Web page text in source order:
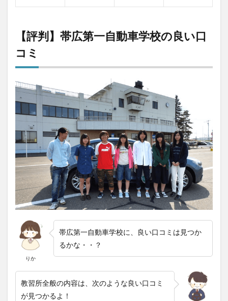
かち
評判
十勝
幕別
グラ
ンヴ
ィリ
オホ
テル
の口
コミ
評判
6.3
リッ
チモ
ンド
ホテ
広駅
前の
口コ
ミ
め：
帯広
【評判】帯広第一自動車学校の良い口
コミ
りか
帯広第一自動車学校に、良い口コミは見つか
るかな・・？
教習所全般の内容は、次のような良い口コミ
が見つかるよ！